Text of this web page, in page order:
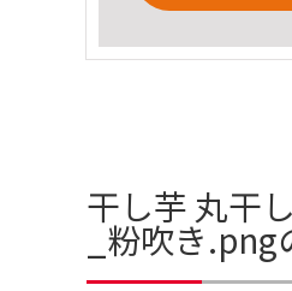
干し芋 丸干
_粉吹き